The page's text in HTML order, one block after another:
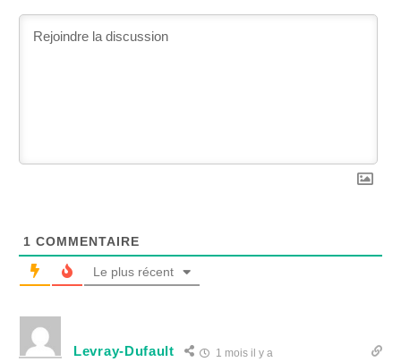
1 COMMENTAIRE
Le plus récent
Levray-Dufault 1 mois il y a